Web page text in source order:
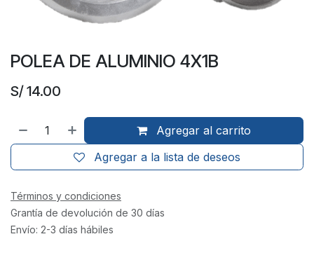
POLEA DE ALUMINIO 4X1B
S/14.00
Agregar al carrito
Agregar a la lista de deseos
Términos y condiciones
Grantía de devolución de 30 días
Envío: 2-3 días hábiles